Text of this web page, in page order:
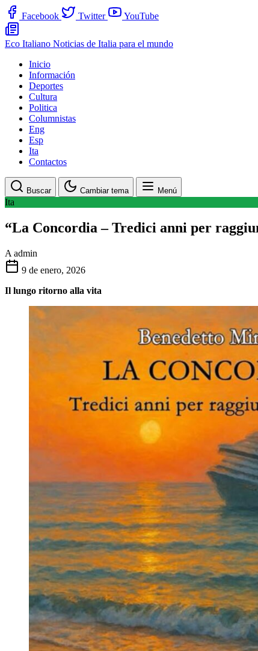
Facebook Twitter YouTube
Eco Italiano Noticias de Italia para el mundo
Inicio
Información
Deportes
Cultura
Politica
Columnistas
Eng
Esp
Ita
Contactos
Buscar Cambiar tema Menú
Ita
“La Concordia – Tredici anni per
A admin
9 de enero, 2026
Il lungo ritorno alla vita